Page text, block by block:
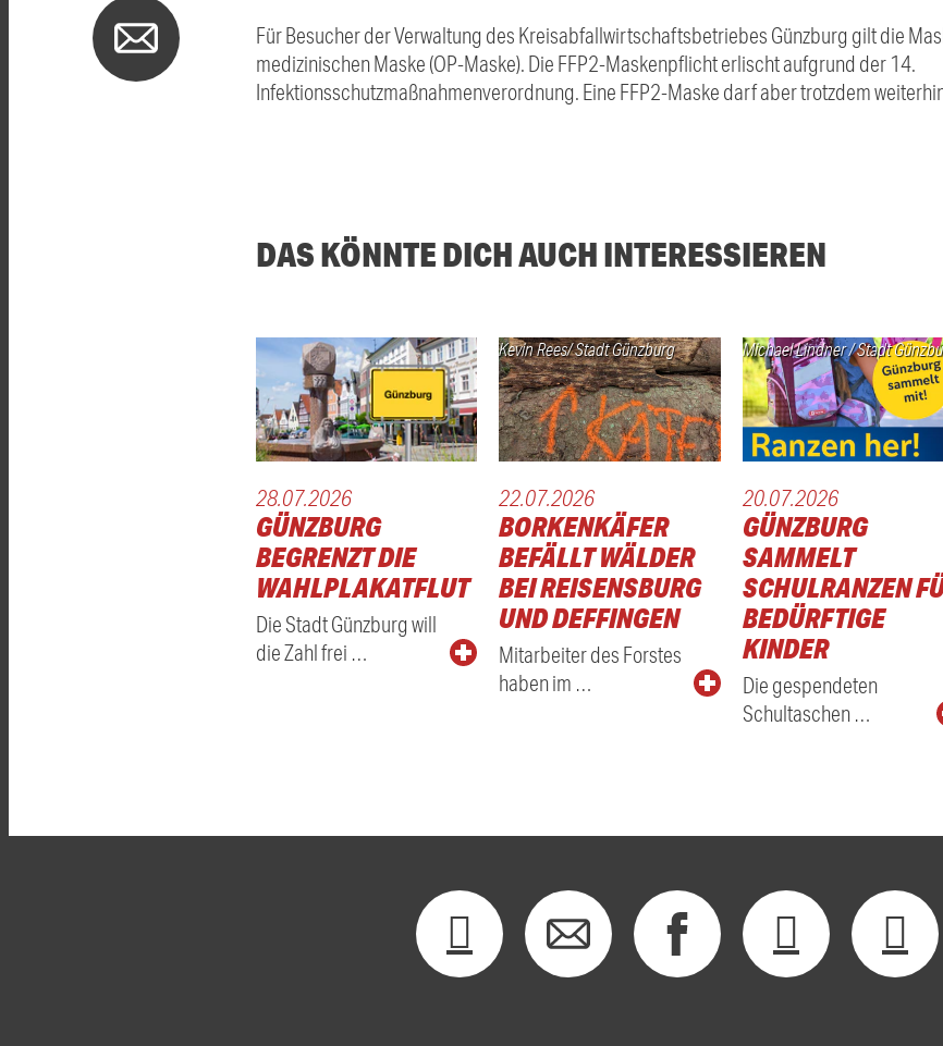
Für Besucher der Verwaltung des Kreisabfallwirtschaftsbetriebes Günzburg gilt die
medizinischen Maske (OP-Maske). Die FFP2-Maskenpflicht erlischt aufgrund der 14.
Infektionsschutzmaßnahmenverordnung. Eine FFP2-Maske darf aber trotzdem
DAS KÖNNTE DICH AUCH INTERESSIEREN
28.07.2026
GÜNZBURG
BEGRENZT DIE
WAHLPLAKATFLUT
Die Stadt Günzburg will
die Zahl frei …
Kevin Rees/ Stadt Günzburg
22.07.2026
BORKENKÄFER
BEFÄLLT WÄLDER
BEI REISENSBURG
UND DEFFINGEN
Mitarbeiter des Forstes
haben im …
Michael Lindner / Stadt
20.07.2026
GÜNZBURG
SAMMELT
SCHULRANZEN
BEDÜRFTIGE
KINDER
Die gespendeten
Schultaschen …